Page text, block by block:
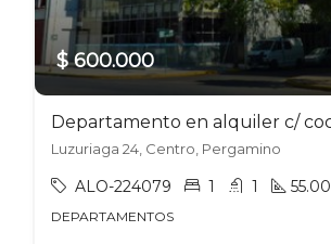
$ 600.000
Luzuriaga 24, Centro, Pergamino
ALO-224079 1 1 55.00
DEPARTAMENTOS